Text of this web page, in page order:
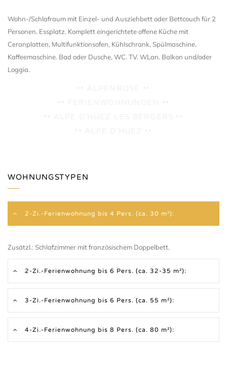
Wohn-/Schlafraum mit Einzel- und Ausziehbett oder Bettcouch für 2
Personen. Essplatz. Komplett eingerichtete offene Küche mit
Ceranplatten, Multifunktionsofen, Kühlschrank, Spülmaschine.
Kaffeemaschine. Bad oder Dusche, WC. TV. WLan. Balkon und/oder
Loggia.
WOHNUNGSTYPEN
2-Zi.-Ferienwohnung bis 4 Pers. (ca. 30 m²):
Zusätzl.: Schlafzimmer mit französischem Doppelbett.
2-Zi.-Ferienwohnung bis 6 Pers. (ca. 32-35 m²):
3-Zi.-Ferienwohnung bis 6 Pers. (ca. 55 m²):
4-Zi.-Ferienwohnung bis 8 Pers. (ca. 80 m²):